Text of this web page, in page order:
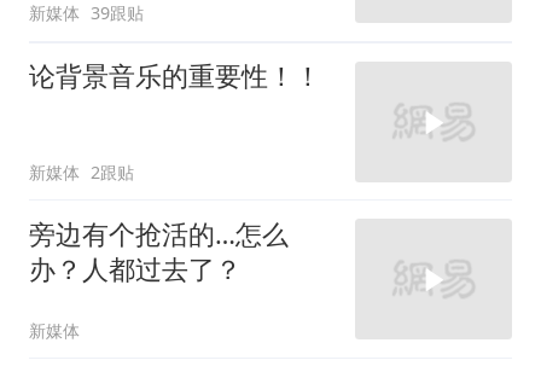
新媒体 39跟贴
论背景音乐的重要性！！
新媒体 2跟贴
旁边有个抢活的…怎么
办？人都过去了？
新媒体